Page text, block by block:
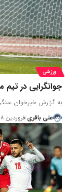
ورزشی
جوانگرایی در
به گزارش خبرخوان
علی باقری فروردین ۸, ۱۴۰۳